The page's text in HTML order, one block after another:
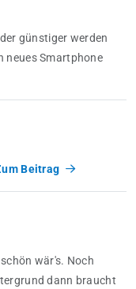
günstiger werden
neues Smartphone
Beitrag
wär's. Noch
dann braucht